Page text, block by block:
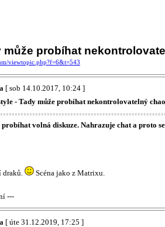
může probíhat
viewtopic.php?f=6&t=543
[ sob 14.10.2017, 10:24 ]
- Tady může probíhat nekontrolovatelný
volná diskuze. Nahrazuje chat a proto
Scéna jako z Matrixu.
---
[ úte 31.12.2019, 17:25 ]